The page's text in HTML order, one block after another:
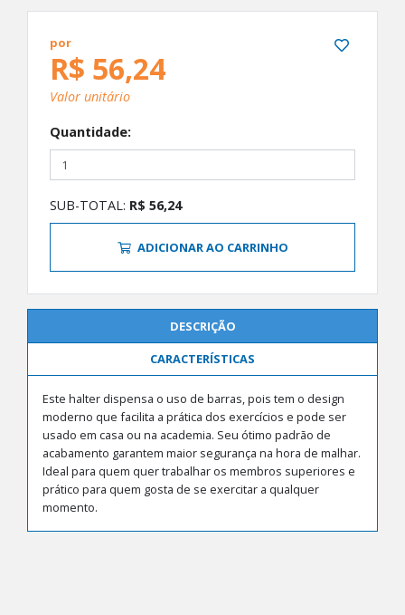
por
R$ 56,24
Valor unitário
Quantidade:
SUB-TOTAL: R$ 56,24
ADICIONAR AO CARRINHO
DESCRIÇÃO
CARACTERÍSTICAS
Este halter dispensa o uso de barras, pois tem o design
moderno que facilita a prática dos exercícios e pode ser
usado em casa ou na academia. Seu ótimo padrão de
acabamento garantem maior segurança na hora de malhar.
Ideal para quem quer trabalhar os membros superiores e
prático para quem gosta de se exercitar a qualquer
momento.